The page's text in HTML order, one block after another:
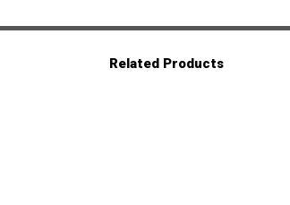
Related Products